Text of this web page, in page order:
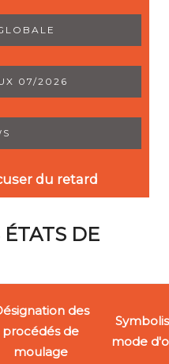
DE
des
procédés de
moulage
mode
07/2026
du retard